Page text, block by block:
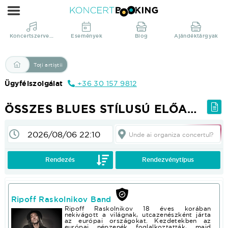
Összes
stílusú
KoncertBooking
din
Koncertszervezés Események Blog Ajándéktárgyak
Toți artiștii
Ügyfélszolgálat +36 30 157 9812
ÖSSZES BLUES STÍLUSÚ ELŐADÓ
Ripoff Raskolnikov Band
Ripoff Raskolnikov 18 éves korában
nekivágott a világnak, utcazenészként járta
az európai országokat. Kezdetekben az
Unde ai organiza concertul?
Rendezés Rendezvénytípus